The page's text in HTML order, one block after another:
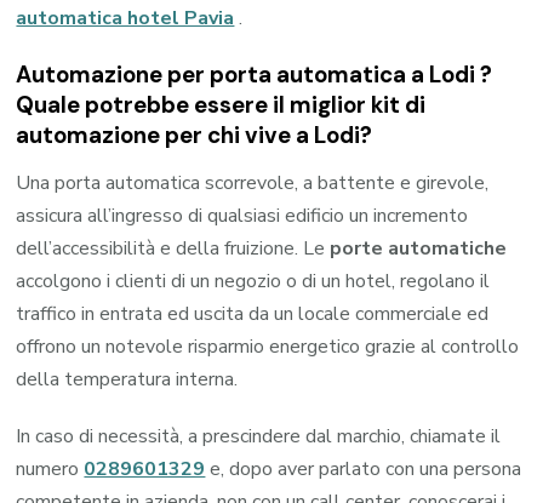
automatica hotel Pavia .
Automazione per porta automatica a Lodi ?
Quale potrebbe essere il miglior kit di
automazione per chi vive a Lodi?
Una porta automatica scorrevole, a battente e girevole,
assicura all’ingresso di qualsiasi edificio un incremento
dell’accessibilità e della fruizione. Le porte automatiche
accolgono i clienti di un negozio o di un hotel, regolano il
traffico in entrata ed uscita da un locale commerciale ed
offrono un notevole risparmio energetico grazie al controllo
della temperatura interna.
In caso di necessità, a prescindere dal marchio, chiamate il
numero 0289601329 e, dopo aver parlato con una persona